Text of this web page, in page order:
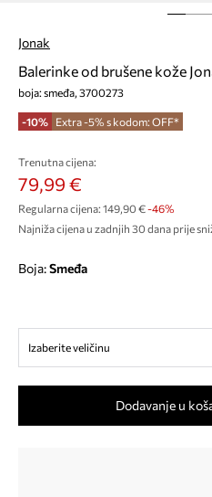
Jonak
Balerinke od brušene kože
boja: smeđa, 3700273
-10% Extra -5% s kodom: OFF*
Trenutna cijena:
79,99 €
Regularna cijena: 149,90 €-46%
Najniža cijena u zadnjih 30 dana prije
Boja: smeđa
Izaberite veličinu
Dodavanje u